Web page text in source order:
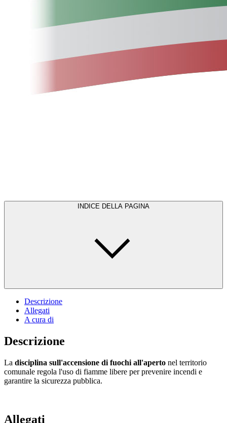
INDICE DELLA PAGINA
Descrizione
Allegati
A cura di
Descrizione
La disciplina sull'accensione di fuochi all'aperto nel territorio
comunale regola l'uso di fiamme libere per prevenire incendi e
garantire la sicurezza pubblica.
Allegati